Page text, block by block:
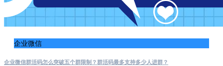
企业微信
企业微信群活码怎么突破五个群限制？群活码最多支持多少人进群？